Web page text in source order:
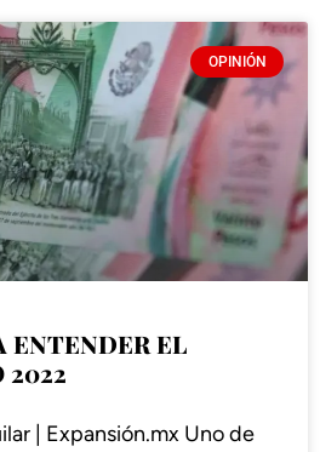
OPINIÓN
ENTENDER EL
2022
| Expansión.mx Uno de